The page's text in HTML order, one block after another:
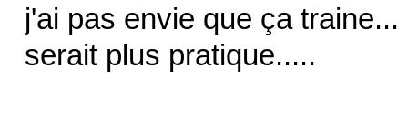
j'ai pas envie que ça
serait plus pratique.....